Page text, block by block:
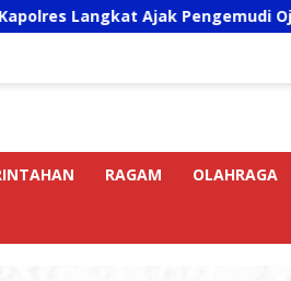
Ajak Pengemudi Ojek Online
RAGAM OLAHRAGA